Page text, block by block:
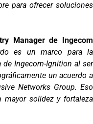
para ofrecer soluciones
Manager de Ingecom
es un marco para la
de Ingecom-Ignition al ser
un acuerdo a
Networks Group. Eso
solidez y fortaleza